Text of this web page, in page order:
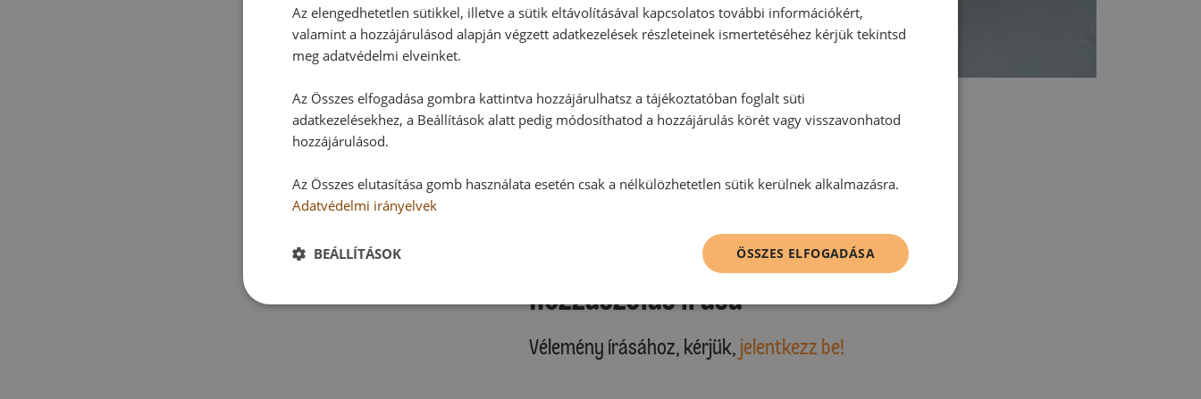
Hozzászólás írása
Vélemény írásához, kérjük, jelentkezz be!
Az elengedhetetlen sütikkel, illetve a sütik eltávolításával kapcsolatos további információkért,
valamint a hozzájárulásod alapján végzett adatkezelések részleteinek ismertetéséhez kérjük tekintsd
meg adatvédelmi elveinket.
Az Összes elfogadása gombra kattintva hozzájárulhatsz a tájékoztatóban foglalt süti
adatkezelésekhez, a Beállítások alatt pedig módosíthatod a hozzájárulás körét vagy visszavonhatod
hozzájárulásod.
Az Összes elutasítása gomb használata esetén csak a nélkülözhetetlen sütik kerülnek alkalmazásra.
Adatvédelmi irányelvek
ÖSSZES ELFOGADÁSA
BEÁLLÍTÁSOK